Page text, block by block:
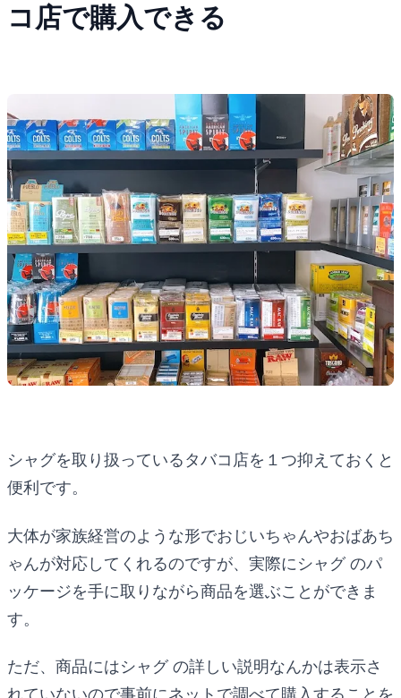
コ店で購入できる
シャグを取り扱っているタバコ店を１つ抑えておくと
便利です。
大体が家族経営のような形でおじいちゃんやおばあち
ゃんが対応してくれるのですが、実際にシャグ のパ
ッケージを手に取りながら商品を選ぶことができま
す。
ただ、商品にはシャグ の詳しい説明なんかは表示さ